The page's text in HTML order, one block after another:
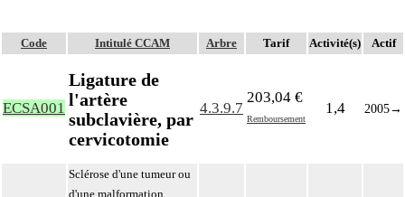
Code Intitulé CCAM Arbre Tarif Activité(s) Actif
ECSA001
Ligature de
l'artère
subclavière, par
cervicotomie
4.3.9.7
203,04 €
Remboursement
1,4 2005→
Sclérose d'une tumeur ou
d'une malformation